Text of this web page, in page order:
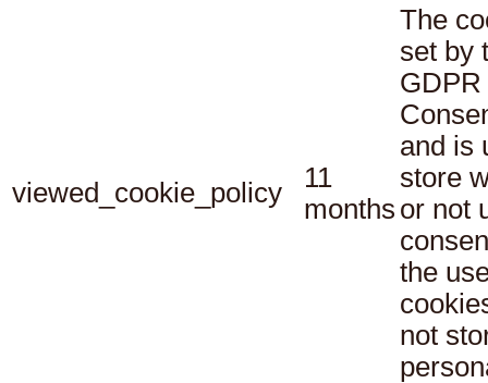
viewed_cookie_policy
11
months
The
set by
and is
store
or not
the
not